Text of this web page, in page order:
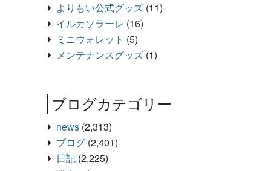
よりもい公式グッズ (11)
イルカソラーレ (16)
ミニウォレット (5)
メンテナンスグッズ (1)
ブログカテゴリー
news (2,313)
ブログ (2,401)
日記 (2,225)